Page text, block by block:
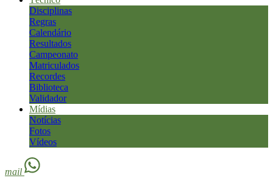
Disciplinas
Regras
Calendário
Resultados
Campeonato
Matriculados
Recordes
Biblioteca
Validador
Mídias
Notícias
Fotos
Vídeos
mail